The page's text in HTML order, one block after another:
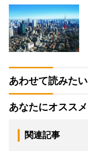
あわせて読みたい
あなたにオススメ
関連記事